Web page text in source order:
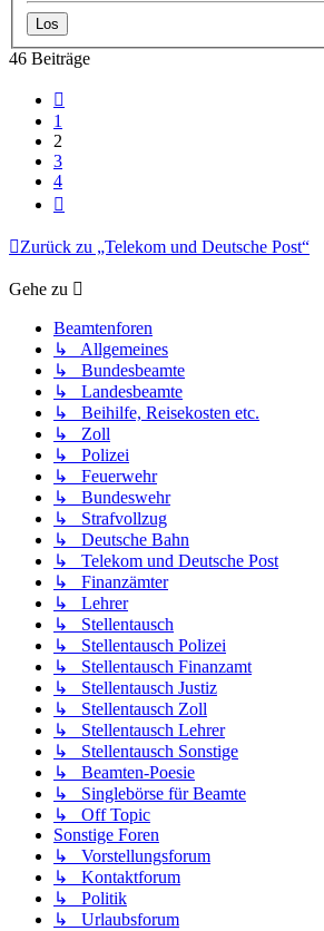
46 Beiträge
1
2
3
4
Zurück zu „Telekom und Deutsche Post“
Gehe zu
Beamtenforen
↳ Allgemeines
↳ Bundesbeamte
↳ Landesbeamte
↳ Beihilfe, Reisekosten etc.
↳ Zoll
↳ Polizei
↳ Feuerwehr
↳ Bundeswehr
↳ Strafvollzug
↳ Deutsche Bahn
↳ Telekom und Deutsche Post
↳ Finanzämter
↳ Lehrer
↳ Stellentausch
↳ Stellentausch Polizei
↳ Stellentausch Finanzamt
↳ Stellentausch Justiz
↳ Stellentausch Zoll
↳ Stellentausch Lehrer
↳ Stellentausch Sonstige
↳ Beamten-Poesie
↳ Singlebörse für Beamte
↳ Off Topic
Sonstige Foren
↳ Vorstellungsforum
↳ Kontaktforum
↳ Politik
↳ Urlaubsforum